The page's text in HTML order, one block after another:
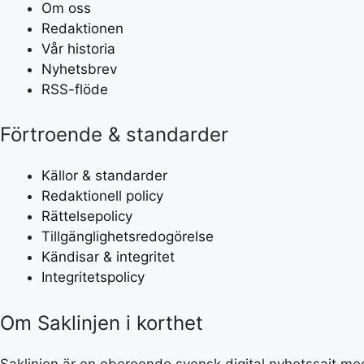
Om oss
Redaktionen
Vår historia
Nyhetsbrev
RSS-flöde
Förtroende & standarder
Källor & standarder
Redaktionell policy
Rättelsepolicy
Tillgänglighetsredogörelse
Kändisar & integritet
Integritetspolicy
Om Saklinjen i korthet